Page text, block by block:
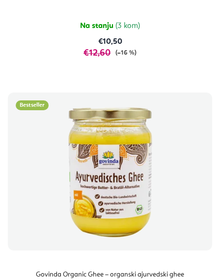
Na stanju (3 kom)
€10,50
€12,60 (–16 %)
Bestseller
Govinda Organic Ghee – organski ajurvedski ghee